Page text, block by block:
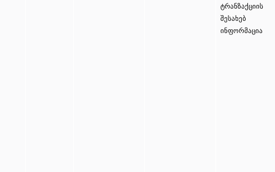
ტრანზაქციის
შესახებ
ინფორმაცია